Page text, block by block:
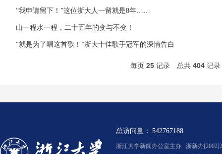
“我申请留下！”这位浙大人一留就是8年……
山一程水一程，二十五年的变与不变！
“就是为了唱这首歌！”浙大十佳歌手冠军的深情告白
每页 25 记录 总共 404 记录
总访问量： 542767188
浙江大学新闻办公室主办 浙新办